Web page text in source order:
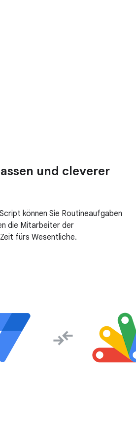
und cleverer
können Sie Routineaufgaben
die Mitarbeiter der
fürs Wesentliche.